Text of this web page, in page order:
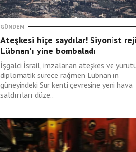
GÜNDEM
Ateşkesi hiçe saydılar! Siyonist
Lübnan'ı yine bombaladı
İşgalci İsrail, imzalanan ateşkes ve
diplomatik sürece rağmen Lübnan'ın
güneyindeki Sur kenti çevresine yeni hava
saldırıları düze..